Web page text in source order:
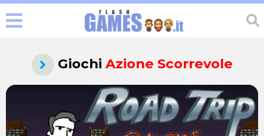
Giochi Azione Scorrevole